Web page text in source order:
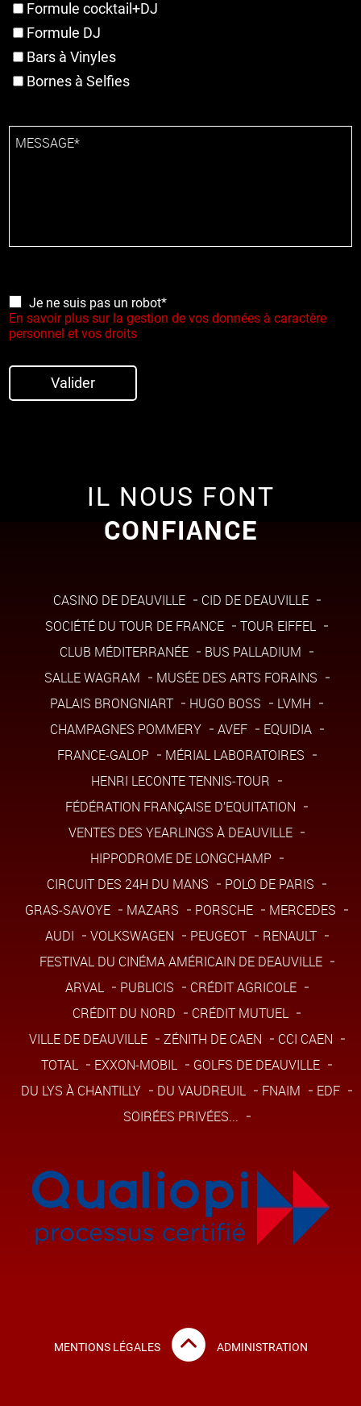
Formule cocktail+DJ
Formule DJ
Bars à Vinyles
Bornes à Selfies
MESSAGE*
Je ne suis pas un robot*
En savoir plus sur la gestion de vos données à caractère
personnel et vos droits
Valider
IL NOUS FONT
CONFIANCE
CASINO DE DEAUVILLE
CID DE DEAUVILLE
SOCIÉTÉ DU TOUR DE FRANCE
TOUR EIFFEL
CLUB MÉDITERRANÉE
BUS PALLADIUM
SALLE WAGRAM
MUSÉE DES ARTS FORAINS
PALAIS BRONGNIART
HUGO BOSS
LVMH
CHAMPAGNES POMMERY
AVEF
EQUIDIA
FRANCE-GALOP
MÉRIAL LABORATOIRES
HENRI LECONTE TENNIS-TOUR
FÉDÉRATION FRANÇAISE D’EQUITATION
VENTES DES YEARLINGS À DEAUVILLE
HIPPODROME DE LONGCHAMP
CIRCUIT DES 24H DU MANS
POLO DE PARIS
GRAS-SAVOYE
MAZARS PORSCHE
MERCEDES
AUDI
VOLKSWAGEN PEUGEOT
RENAULT
FESTIVAL DU CINÉMA AMÉRICAIN DE DEAUVILLE
ARVAL
PUBLICIS
CRÉDIT AGRICOLE
CRÉDIT DU NORD
CRÉDIT MUTUEL
VILLE DE DEAUVILLE
ZÉNITH DE CAEN
CCI CAEN
TOTAL
EXXON-MOBIL
GOLFS DE DEAUVILLE
DU LYS À CHANTILLY
DU VAUDREUIL FNAIM
EDF
SOIRÉES PRIVÉES...
MENTIONS LÉGALES ADMINISTRATION